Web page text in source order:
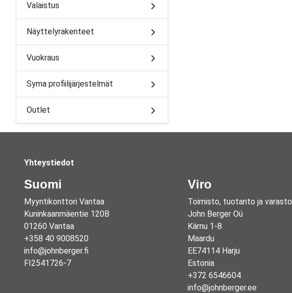
Valaistus
Näyttelyrakenteet
Vuokraus
Syma profiilijärjestelmät
Outlet
Yhteystiedot
Suomi
Myyntikonttori Vantaa
Kuninkaanmäentie 120B
01260 Vantaa
+358 40 9008520
info@johnberger.fi
FI2541726-7
Viro
Toimisto, tuotanto ja varasto
John Berger Oü
Kärnu 1-8
Maardu
EE74114 Harju
Estonia
+372 6546604
info@johnberger.ee